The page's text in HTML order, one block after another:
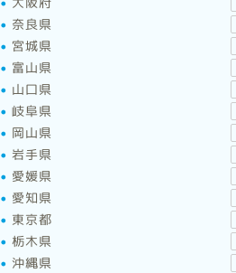
奈良県
宮城県
富山県
山口県
岐阜県
岡山県
岩手県
愛媛県
愛知県
東京都
栃木県
沖縄県